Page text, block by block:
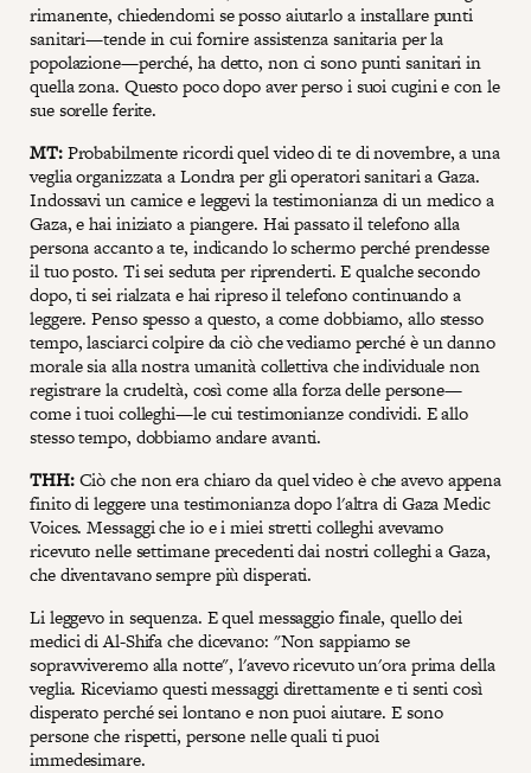
rimanente, chiedendomi se posso aiutarlo a installare punti
sanitari—tende in cui fornire assistenza sanitaria per la
popolazione—perché, ha detto, non ci sono punti sanitari in
quella zona. Questo poco dopo aver perso i suoi cugini e con le
sue sorelle ferite.
MT:Probabilmente ricordi quel video di te di novembre, a una
veglia organizzata a Londra per gli operatori sanitari a Gaza.
Indossavi un camice e leggevi la testimonianza di un medico a
Gaza, e hai iniziato a piangere. Hai passato il telefono alla
persona accanto a te, indicando lo schermo perché prendesse
il tuo posto. Ti sei seduta per riprenderti. E qualche secondo
dopo, ti sei rialzata e hai ripreso il telefono continuando a
leggere. Penso spesso a questo, a come dobbiamo, allo stesso
tempo, lasciarci colpire da ciò che vediamo perché è un danno
morale sia alla nostra umanità collettiva che individuale non
registrare la crudeltà, così come alla forza delle persone—
come i tuoi colleghi—le cui testimonianze condividi. E allo
stesso tempo, dobbiamo andare avanti.
THH:Ciò che non era chiaro da quel video è che avevo appena
finito di leggere una testimonianza dopo l'altra di Gaza Medic
Voices. Messaggi che io e i miei stretti colleghi avevamo
ricevuto nelle settimane precedenti dai nostri colleghi a Gaza,
che diventavano sempre più disperati.
Li leggevo in sequenza. E quel messaggio finale, quello dei
medici di Al-Shifa che dicevano: "Non sappiamo se
sopravviveremo alla notte", l'avevo ricevuto un'ora prima della
veglia. Riceviamo questi messaggi direttamente e ti senti così
disperato perché sei lontano e non puoi aiutare. E sono
persone che rispetti, persone nelle quali ti puoi
immedesimare.